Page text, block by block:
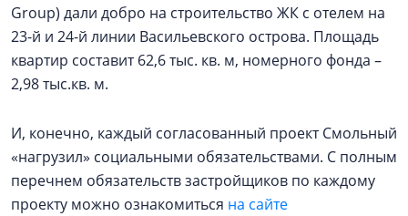
Group) дали добро на строительство ЖК с отелем на
23-й и 24-й линии Васильевского острова. Площадь
квартир составит 62,6 тыс. кв. м, номерного фонда –
2,98 тыс.кв. м.
И, конечно, каждый согласованный проект Смольный
«нагрузил» социальными обязательствами. С полным
перечнем обязательств застройщиков по каждому
проекту можно ознакомиться на сайте